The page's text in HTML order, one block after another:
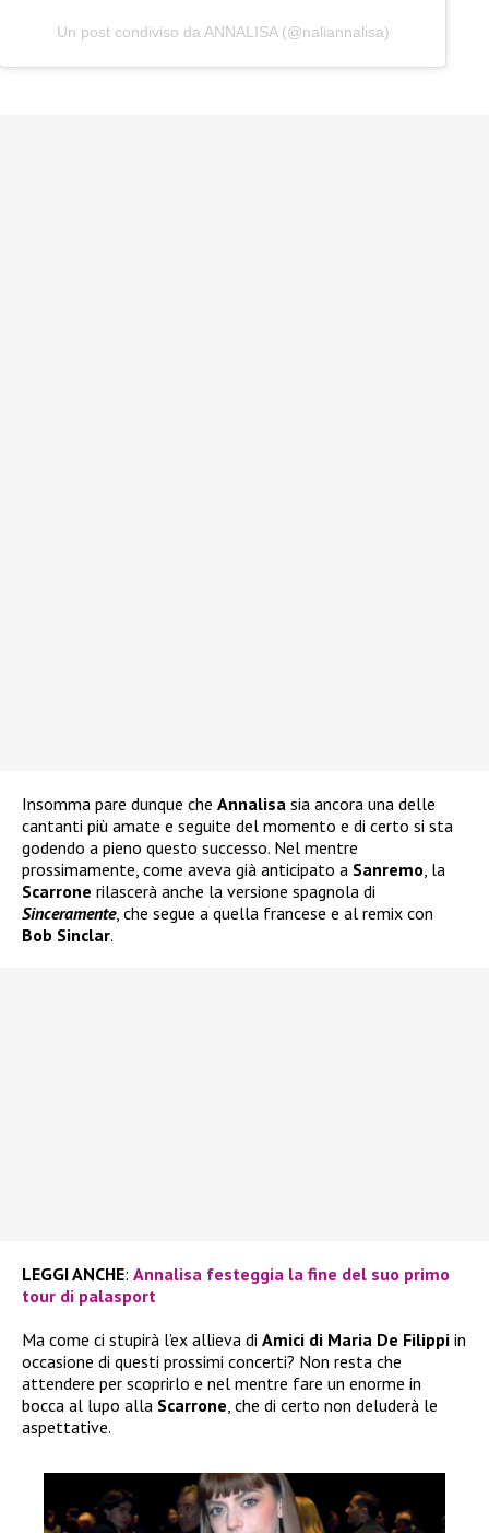
Un post condiviso da ANNALISA (@naliannalisa)
Insomma pare dunque che Annalisa sia ancora una delle
cantanti più amate e seguite del momento e di certo si sta
godendo a pieno questo successo. Nel mentre
prossimamente, come aveva già anticipato a Sanremo , la
Scarrone rilascerà anche la versione spagnola di
Sinceramente, che segue a quella francese e al remix con
Bob Sinclar.
LEGGI ANCHE: Annalisa festeggia la fine del suo primo
tour di palasport
Ma come ci stupirà l’ex allieva di Amici di Maria De Filippi in
occasione di questi prossimi concerti? Non resta che
attendere per scoprirlo e nel mentre fare un enorme in
bocca al lupo alla Scarrone , che di certo non deluderà le
aspettative.